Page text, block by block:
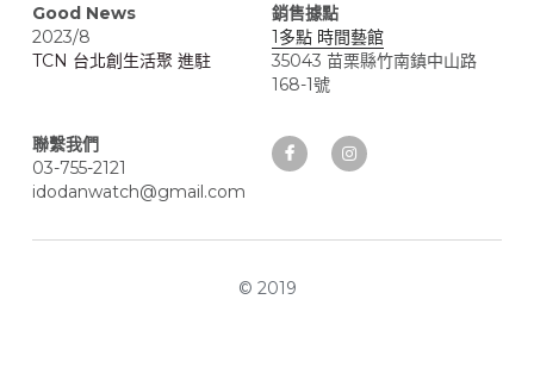
Good News
2023/8
TCN 台北創生活聚 進駐
銷售據點
1多點 時間藝館
35043 苗栗縣竹南鎮中山路
168-1號
聯繫我們
03-755-2121
idodanwatch@gmail.com
© 2019